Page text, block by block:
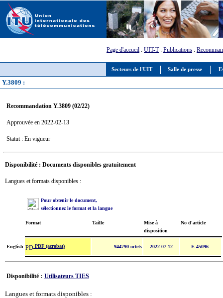
Secteurs de l'UIT Salle de presse
Page d'accueil : UIT-T: Publications :
Y.3809 :
Recommandation Y.3809 (02/22)
Approuvée en 2022-02-13
Statut : En vigueur
Disponibilité : Documents disponibles gratuitement
Langues et formats disponibles :
Pour obtenir le document,
sélectionnez le format et la langue
Format Taille
Mise à
disposition
No d'article
English PDF (acrobat) 944790 octets 2022-07-12 E 45096
Disponibilité : Utilisateurs TIES
Langues et formats disponibles :